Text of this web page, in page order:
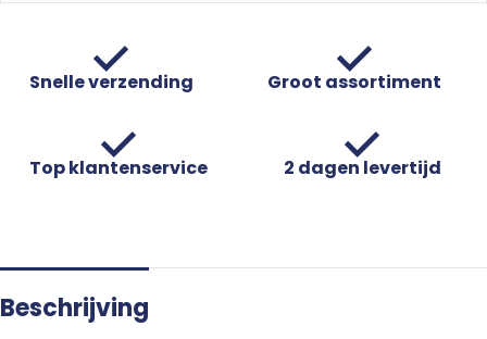
Snelle verzending Groot assortiment
Top klantenservice 2 dagen levertijd
Beschrijving